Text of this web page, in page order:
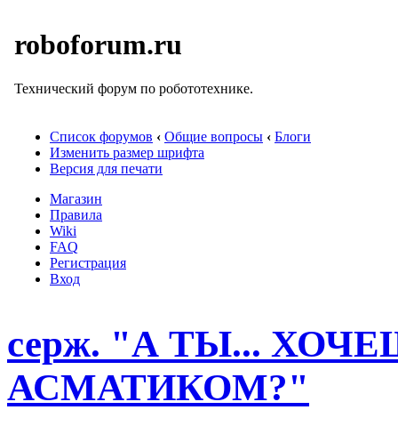
roboforum.ru
Технический форум по робототехнике.
Список форумов ‹ Общие вопросы ‹ Блоги
Изменить размер шрифта
Версия для печати
Магазин
Правила
Wiki
FAQ
Регистрация
Вход
серж. "А ТЫ...
АСМАТИКОМ?"